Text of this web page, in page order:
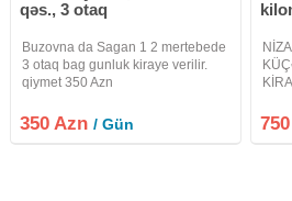
qəs., 3 otaq
Buzovna da Sagan 1 2 mertebede
3 otaq bag gunluk kiraye verilir.
qiymet 350 Azn
350 Azn/ Gün
3/18
tam